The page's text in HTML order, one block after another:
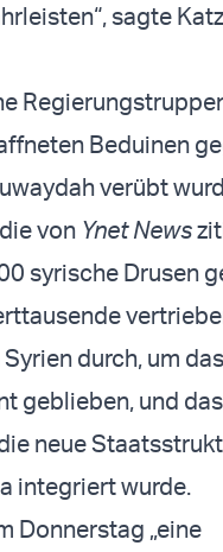
sagte
Beduinen
verübt
von Ynet News
syrische Drusen
durch, um
geblieben, und
neue
integriert wurde.
Donnerstag „eine